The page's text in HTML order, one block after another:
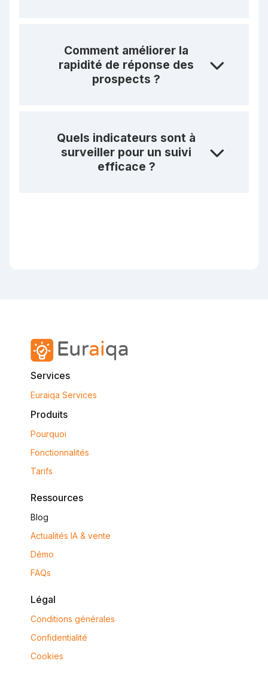
Comment améliorer la
rapidité de réponse des
prospects ?
Quels indicateurs sont à
surveiller pour un suivi
efficace ?
Services
Euraiqa Services
Produits
Pourquoi
Fonctionnalités
Tarifs
Ressources
Blog
Actualités IA & vente
Démo
FAQs
Légal
Conditions générales
Confidentialité
Cookies